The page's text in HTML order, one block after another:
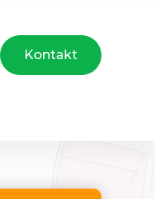
Kontakt